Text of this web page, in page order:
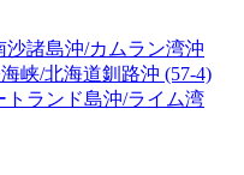
沙諸島沖/カムラン湾沖
峡/北海道釧路沖 (57-4)
トランド島沖/ライム湾